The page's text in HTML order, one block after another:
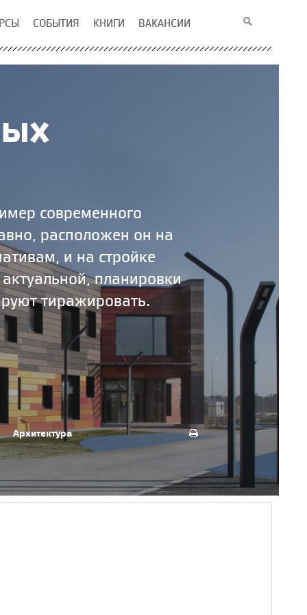
СОБЫТИЯ КНИГИ ВАКАНСИИ
современного
расположен он на
и на стройке
планировки
тиражировать.
Архитектура